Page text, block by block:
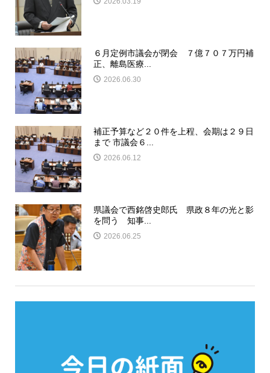
６月定例市議会が閉会 ７億７０７万円補
正、離島医療...
2026.06.30
補正予算など２０件を上程、会期は２９日
まで 市議会６...
2026.06.12
県議会で西銘啓史郎氏 県政８年の光と影
を問う 知事...
2026.06.25